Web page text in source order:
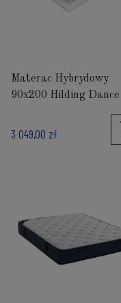
Materac Hybrydowy
90x200 Hilding Dance
3 049,00 zł